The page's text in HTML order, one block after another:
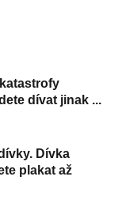
dívat jinak ...
Dívka
plakat až